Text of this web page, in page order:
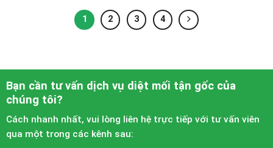
1 2 3 4
Bạn cần tư vấn dịch vụ diệt mối tận gốc của
chúng tôi?
Cách nhanh nhất, vui lòng liên hệ trực tiếp với tư vấn viên
qua một trong các kênh sau: